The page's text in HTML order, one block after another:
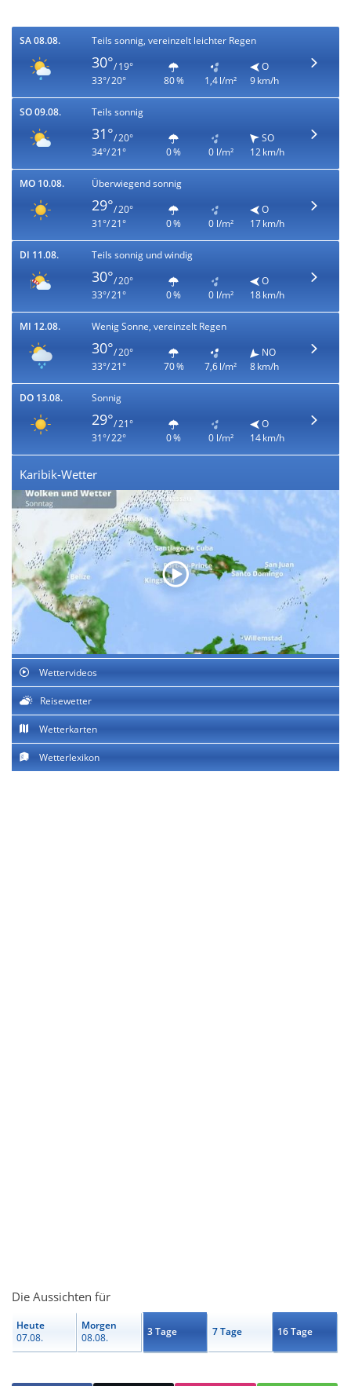
SA 08.08. Teils sonnig, vereinzelt leichter Regen
30°/ 19°
33°/ 20°
80 % 1,4 l/m²
O
9 km/h
SO 09.08. Teils sonnig
31°/ 20°
34°/ 21°
0 % 0 l/m²
SO
12 km/h
MO 10.08. Überwiegend sonnig
29°/ 20°
31°/ 21°
0 % 0 l/m²
O
17 km/h
DI 11.08. Teils sonnig und windig
30°/ 20°
33°/ 21°
0 % 0 l/m²
O
18 km/h
MI 12.08. Wenig Sonne, vereinzelt Regen
30°/ 20°
33°/ 21°
70 % 7,6 l/m²
NO
8 km/h
DO 13.08. Sonnig
29°/ 21°
31°/ 22°
0 % 0 l/m²
O
14 km/h
Karibik-Wetter
Wettervideos
Reisewetter
Wetterkarten
Wetterlexikon
Die Aussichten für
Heute
07.08.
Morgen
08.08.
3 Tage 7 Tage 16 Tage